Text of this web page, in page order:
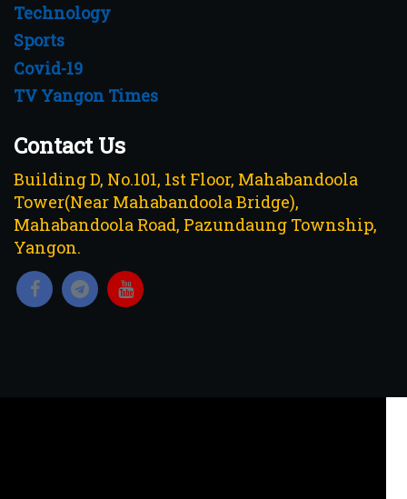
Technology
Sports
Covid-19
TV Yangon Times
Contact Us
Building D, No.101, 1st Floor, Mahabandoola
Tower(Near Mahabandoola Bridge),
Mahabandoola Road, Pazundaung Township,
Yangon.